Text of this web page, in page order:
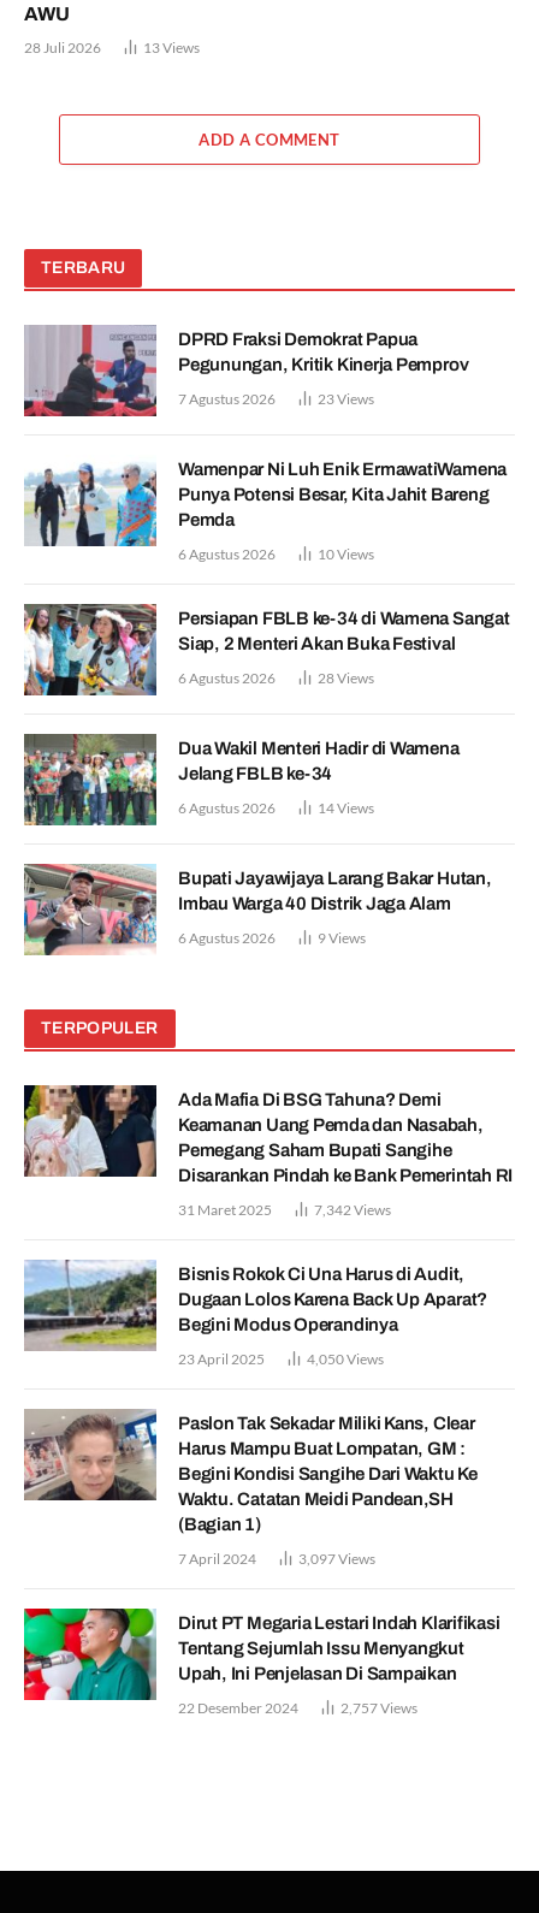
AWU
28 Juli 2026 13Views
ADD A COMMENT
TERBARU
DPRD Fraksi Demokrat Papua
Pegunungan, Kritik Kinerja Pemprov
7 Agustus 2026 23Views
Wamenpar Ni Luh Enik ErmawatiWamena
Punya Potensi Besar, Kita Jahit Bareng
Pemda
6 Agustus 2026 10Views
Persiapan FBLB ke-34 di Wamena Sangat
Siap, 2 Menteri Akan Buka Festival
6 Agustus 2026 28Views
Dua Wakil Menteri Hadir di Wamena
Jelang FBLB ke-34
6 Agustus 2026 14Views
Bupati Jayawijaya Larang Bakar Hutan,
Imbau Warga 40 Distrik Jaga Alam
6 Agustus 2026 9Views
TERPOPULER
Ada Mafia Di BSG Tahuna? Demi
Keamanan Uang Pemda dan Nasabah,
Pemegang Saham Bupati Sangihe
Disarankan Pindah ke Bank Pemerintah RI
31 Maret 2025 7,342 Views
Bisnis Rokok Ci Una Harus di Audit,
Dugaan Lolos Karena Back Up Aparat?
Begini Modus Operandinya
23 April 2025 4,050Views
Paslon Tak Sekadar Miliki Kans, Clear
Harus Mampu Buat Lompatan, GM :
Begini Kondisi Sangihe Dari Waktu Ke
Waktu. Catatan Meidi Pandean,SH
(Bagian 1)
7 April 2024 3,097Views
Dirut PT Megaria Lestari Indah Klarifikasi
Tentang Sejumlah Issu Menyangkut
Upah, Ini Penjelasan Di Sampaikan
22 Desember 2024 2,757Views